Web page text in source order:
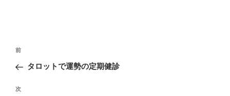
投
ナ
ビ
前
の
稿
前
タロットで運勢の定期健診
次
次